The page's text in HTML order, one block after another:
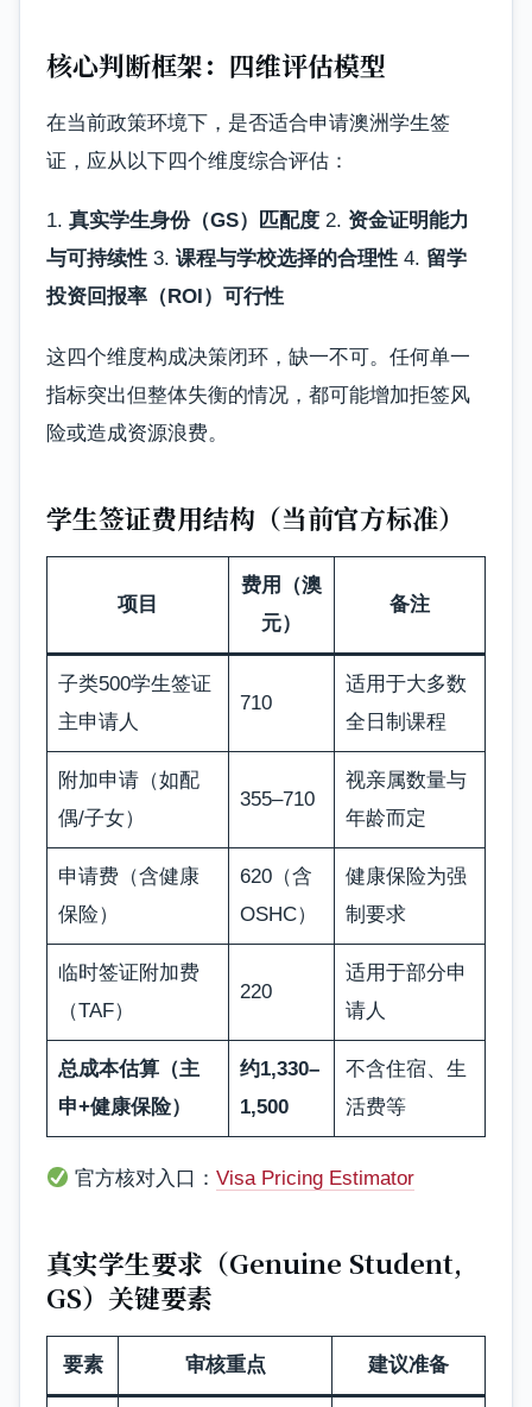
核心判断框架：四维评估模型
在当前政策环境下，是否适合申请澳洲学生签
证，应从以下四个维度综合评估：
1. 真实学生身份（GS）匹配度 2. 资金证明能力
与可持续性 3. 课程与学校选择的合理性 4. 留学
投资回报率（ROI）可行性
这四个维度构成决策闭环，缺一不可。任何单一
指标突出但整体失衡的情况，都可能增加拒签风
险或造成资源浪费。
学生签证费用结构（当前官方标准）
项目
费用（澳
元）
备注
子类500学生签证
主申请人
710
适用于大多数
全日制课程
附加申请（如配
偶/子女）
355–710
视亲属数量与
年龄而定
申请费（含健康
保险）
620（含
OSHC）
健康保险为强
制要求
临时签证附加费
（TAF）
220
适用于部分申
请人
总成本估算（主
申+健康保险）
约1,330–
1,500
不含住宿、生
活费等
官方核对入口：Visa Pricing Estimator
真实学生要求（Genuine Student,
GS）关键要素
要素 审核重点 建议准备